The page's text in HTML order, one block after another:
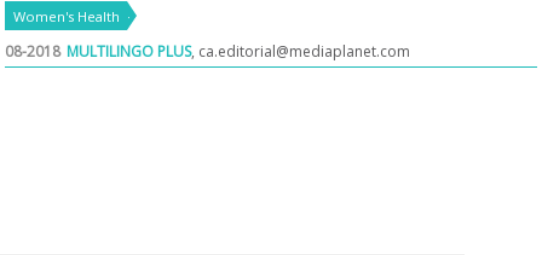
Women's Health
08-2018 MULTILINGO PLUS, ca.editorial@mediaplanet.com